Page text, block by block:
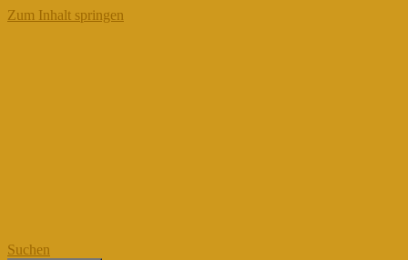
Zum Inhalt springen
Suchen